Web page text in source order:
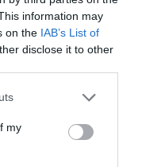
information may
on the IAB’s List of
disclose it to other
my